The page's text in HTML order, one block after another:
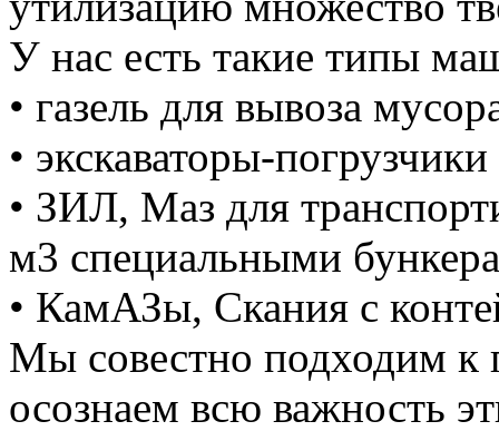
У нас есть такие типы
• газель для вывоза
• экскаваторы-
• ЗИЛ, Маз для
м3 специальными
• КамАЗы, Скания с
Мы совестно подходим к
осознаем всю важность